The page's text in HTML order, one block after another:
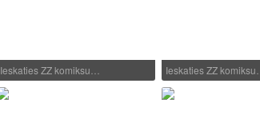
Ieskaties ZZ komiksu… Ieskaties ZZ komiksu…